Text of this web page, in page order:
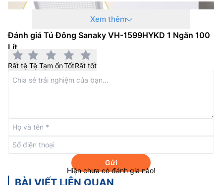
nhưng vẫn đảm bảo giữ được chất dinh dưỡng.
– Đông cứng (Khoảng từ 1 – MAX): -14 độ C đến -28
độ C, cấp đông nhanh chóng, thực phẩm hòan toàn bị
Tiết kiệm điện và thân thiện với môi trường với
Xem thêm
Đánh giá Tủ Đông Sanaky VH-1599HYKD 1 Ngăn 100
Lít
Rất tệ Tệ Tạm ổnTốtRất tốt
Gửi
Hiện chưa có đánh giá nào!
BÀI VIẾT LIÊN QUAN